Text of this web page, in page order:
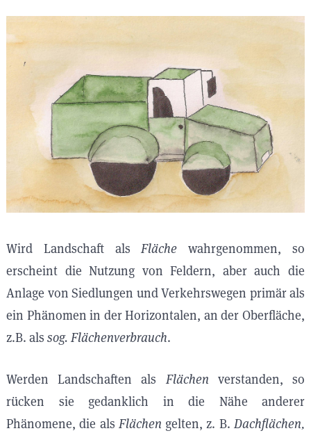
Wird Landschaft alsFläche wahrgenommen, so
erscheint die Nutzung von Feldern, aber auch die
Anlage von Siedlungen und Verkehrswegen primär als
ein Phänomen in der Horizontalen, an der Oberfläche,
z.B. als sog. Flächenverbrauch.
Werden Landschaften als Flächen verstanden, so
rücken sie gedanklich in die Nähe anderer
Phänomene, die als Flächen gelten, z. B.Dachflächen,